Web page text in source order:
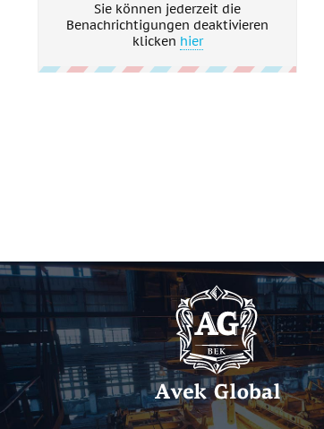
Sie können jederzeit die
Benachrichtigungen deaktivieren
klicken hier